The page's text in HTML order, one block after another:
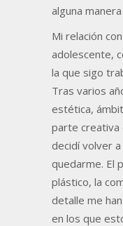
alguna
Mi relación
adolescente,
la que sigo
Tras varios
estética,
parte creativa
decidí volver
quedarme. El
plástico, la
detalle me
en los que